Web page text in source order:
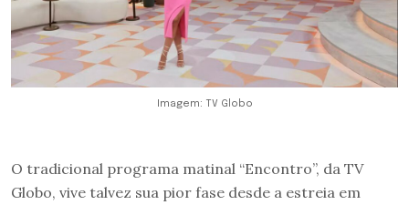
Imagem: TV Globo
O tradicional programa matinal “Encontro”, da TV
Globo, vive talvez sua pior fase desde a estreia em